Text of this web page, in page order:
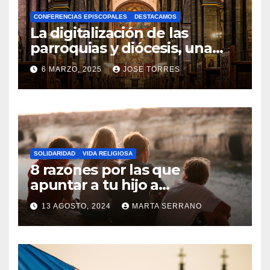
A
Y
C
O
M
N
T
A
R
I
O
S
CONFERENCIAS EPISCOPALES DESTACAMOS
La digitalización de las
parroquias y diócesis, una
realidad ya para el futuro de
la Iglesia
6 MARZO, 2025 JOSE TORRES
N
O
H
A
Y
SOLIDARIDAD VIDA RELIGIOSA
8 razones por las que
apuntar a tu hijo a
Catequesis
13 AGOSTO, 2024 MARTA SERRANO
N
O